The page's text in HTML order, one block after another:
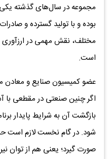
مجموعه در سال‌های گذشته یکی
بوده و با تولید گسترده و
مختلف، نقش مهمی در ارزآوری
است.
عضو کمیسیون صنایع و
اگر چنین صنعتی در مقطعی با
بازگشت آن به شرایط پایدار
شود. در گام نخست لازم است
صورت گیرد؛ یعنی هم از توان